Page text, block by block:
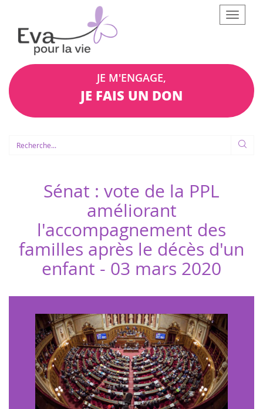
Afficher
le
JE M'ENGAGE,
JE FAIS UN DON
Sénat : vote de la PPL
améliorant
l'accompagnement des
familles après le décès d'un
enfant - 03 mars 2020